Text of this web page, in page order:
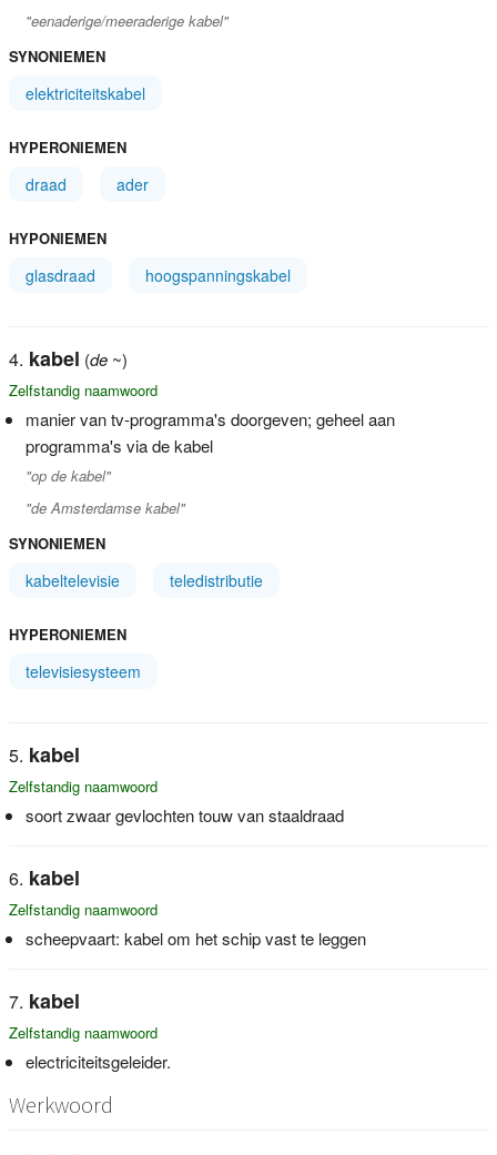
"eenaderige/meeraderige kabel"
SYNONIEMEN
elektriciteitskabel
HYPERONIEMEN
draad ader
HYPONIEMEN
glasdraad hoogspanningskabel
kabel (de~)
Zelfstandig naamwoord
manier van tv-programma's doorgeven; geheel aan
programma's via de kabel
"op de kabel"
"de Amsterdamse kabel"
SYNONIEMEN
kabeltelevisie teledistributie
HYPERONIEMEN
televisiesysteem
kabel
Zelfstandig naamwoord
soort zwaar gevlochten touw van staaldraad
kabel
Zelfstandig naamwoord
scheepvaart: kabel om het schip vast te leggen
kabel
Zelfstandig naamwoord
electriciteitsgeleider.
Werkwoord